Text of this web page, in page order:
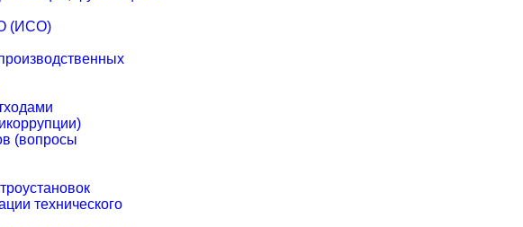
(ИСО)
(вопросы
технического